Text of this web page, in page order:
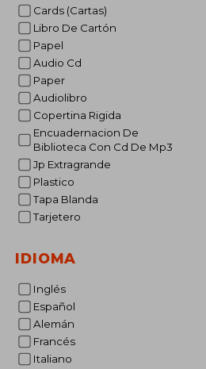
Cards (Cartas)
Libro De Cartón
Papel
Audio Cd
Paper
Audiolibro
Copertina Rigida
Encuadernacion De
Biblioteca Con Cd De Mp3
Jp Extragrande
Plastico
Tapa Blanda
Tarjetero
IDIOMA
Inglés
Español
Alemán
Francés
Italiano